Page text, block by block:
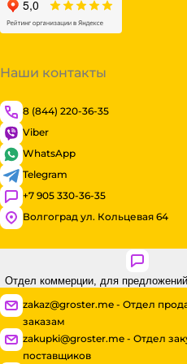
Наши контакты
8 (844) 220-36-35
Viber
WhatsApp
Telegram
+7 905 330-36-35
Волгоград ул. Кольцевая 64
Отдел коммерции, для
zakaz@groster.me - Отдел
заказам
zakupki@groster.me - Отдел
поставщиков